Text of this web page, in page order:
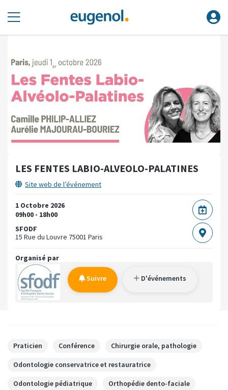
LES FENTES LABIO-ALVEOLO-PALATINES
Site web de l’événement
1 Octobre 2026
09h00 - 18h00
SFODF
15 Rue du Louvre 75001 Paris
Organisé par
Suivre D'événements
Praticien Conférence Chirurgie orale, pathologie
Odontologie conservatrice et restauratrice
Odontologie pédiatrique Orthopédie dento-faciale